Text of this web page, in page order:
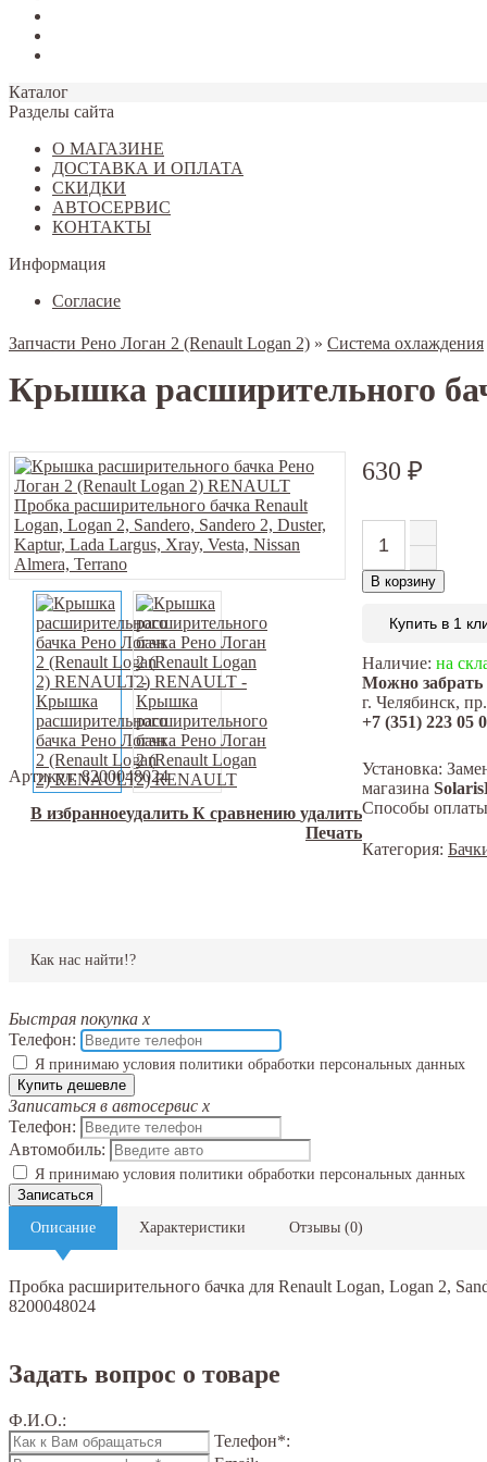
Каталог
Разделы сайта
О МАГАЗИНЕ
ДОСТАВКА И ОПЛАТА
СКИДКИ
АВТОСЕРВИС
КОНТАКТЫ
Информация
Согласие
Запчасти Рено Логан 2 (Renault Logan 2) » Система охлаждения
Крышка расширительного
Артикул:8200048024
В избранноеудалить К сравнению удалить
Печать
630 ₽
В корзину
Купить в 1
Наличие: на
Можно забрать
г. Челябинск,
+7 (351) 223 05
Установка:
магазина
Способы
Категория:
Как нас найти!?
Быстрая покупка x
Телефон:
Я принимаю условия политики обработки персональных данных
Купить дешевле
Записаться в автосервис x
Телефон:
Автомобиль:
Я принимаю условия политики обработки персональных данных
Записаться
Описание
Характеристики Отзывы (0)
Пробка расширительного бачка для Renault Logan, Logan 2,
8200048024
Задать вопрос о товаре
Ф.И.О.:
Телефон*: